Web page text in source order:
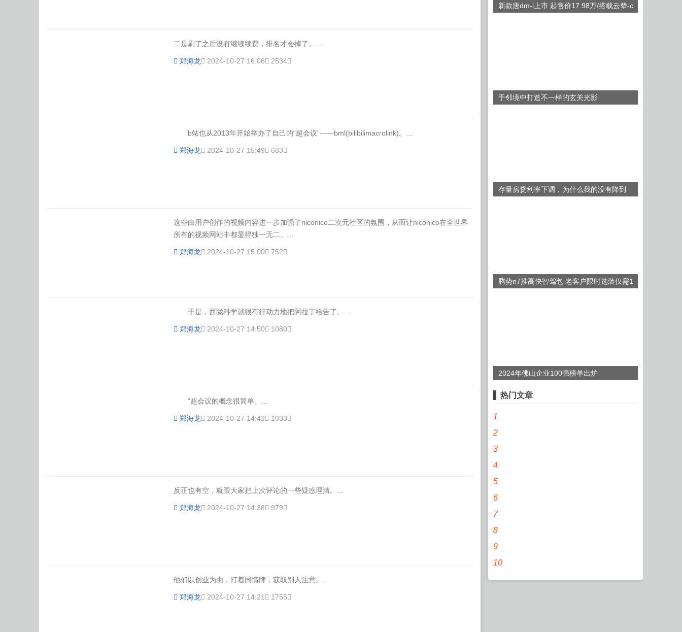
二是刷了之后没有继续续费，排名才会掉了。...
郑海龙 2024-10-27 16:06 2534
b站也从2013年开始举办了自己的“超会议”——bml(bilibilimacrolink)。...
郑海龙 2024-10-27 15:49 683
这些由用户创作的视频内容进一步加强了niconico二次元社区的氛围，从而让niconico在全世界
所有的视频网站中都显得独一无二。...
郑海龙 2024-10-27 15:00 752
于是，西陇科学就很有行动力地把阿拉丁给告了。...
郑海龙 2024-10-27 14:50 1080
“超会议的概念很简单。...
郑海龙 2024-10-27 14:42 1033
反正也有空，就跟大家把上次评论的一些疑惑理清。...
郑海龙 2024-10-27 14:38 979
他们以创业为由，打着同情牌，获取别人注意。...
郑海龙 2024-10-27 14:21 1755
新款唐dm-i上市 起售价17.98万/搭载云辇-c
于邻境中打造不一样的玄关光影
存量房贷利率下调，为什么我的没有降到
腾势n7推高快智驾包 老客户限时选装仅需1
2024年佛山企业100强榜单出炉
热门文章
1
2
3
4
5
6
7
8
9
10